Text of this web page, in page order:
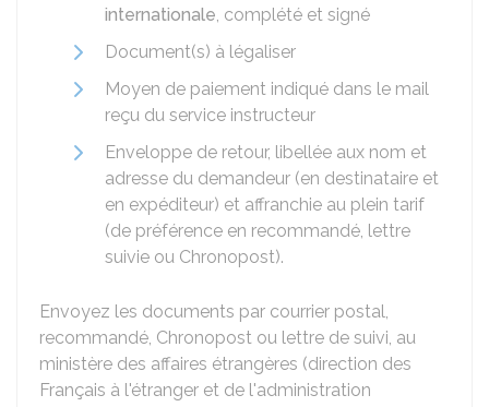
internationale , complété et signé
Document(s) à légaliser
Moyen de paiement indiqué dans le mail
reçu du service instructeur
Enveloppe de retour, libellée aux nom et
adresse du demandeur (en destinataire et
en expéditeur) et affranchie au plein tarif
(de préférence en recommandé, lettre
suivie ou Chronopost).
Envoyez les documents par courrier postal,
recommandé, Chronopost ou lettre de suivi, au
ministère des affaires étrangères (direction des
Français à l'étranger et de l'administration